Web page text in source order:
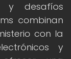
y desafíos
combinan
con la
y